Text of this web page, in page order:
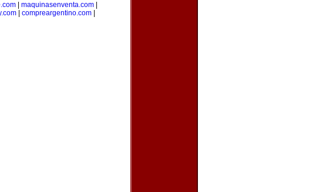
maquinasenventa.com
| compreargentino.com|